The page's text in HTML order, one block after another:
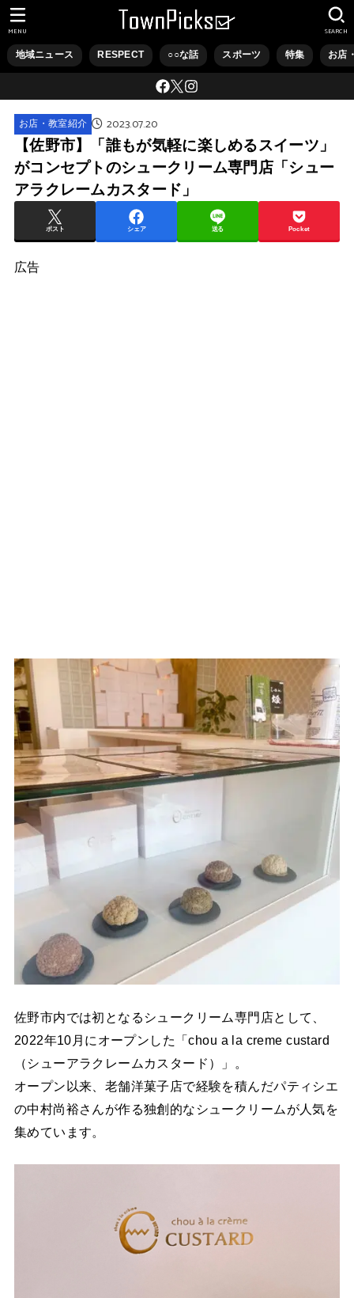
地域ニュース RESPECT ○○な話 スポーツ 特集 お店
SEARCH
MENU
お店・教室紹介 2023.07.20
【佐野市】「誰もが気軽に楽しめるスイーツ」
がコンセプトのシュークリーム専門店「シュー
アラクレームカスタード」
ポスト シェア 送る Pocket
広告
佐野市内では初となるシュークリーム専門店として、
2022年10月にオープンした「chou a la creme custard
（シューアラクレームカスタード）」。
オープン以来、老舗洋菓子店で経験を積んだパティシエ
の中村尚裕さんが作る独創的なシュークリームが人気を
集めています。